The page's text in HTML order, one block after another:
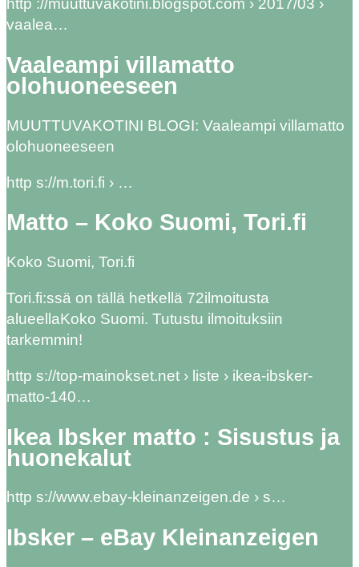
http ://muuttuvakotini.blogspot.com › 2017/03 ›
vaalea…
Vaaleampi villamatto
olohuoneeseen
MUUTTUVAKOTINI BLOGI: Vaaleampi villamatto
olohuoneeseen
http s://m.tori.fi › …
Matto – Koko Suomi, Tori.fi
Koko Suomi, Tori.fi
Tori.fi:ssä on tällä hetkellä 72ilmoitusta
alueellaKoko Suomi. Tutustu ilmoituksiin
tarkemmin!
http s://top-mainokset.net › liste › ikea-ibsker-
matto-140…
Ikea Ibsker matto : Sisustus ja
huonekalut
http s://www.ebay-kleinanzeigen.de › s…
Ibsker – eBay Kleinanzeigen